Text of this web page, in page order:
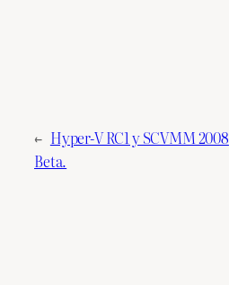
← Hyper-V RC1 y SCVMM 2008
Beta.